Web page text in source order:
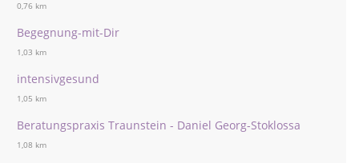
0,76 km
Begegnung-mit-Dir
1,03 km
intensivgesund
1,05 km
Beratungspraxis Traunstein - Daniel Georg-Stoklossa
1,08 km